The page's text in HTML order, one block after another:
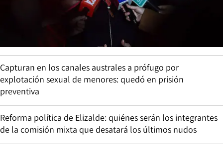
Capturan en los canales australes a prófugo por
explotación sexual de menores: quedó en prisión
preventiva
Reforma política de Elizalde: quiénes serán los integrantes
de la comisión mixta que desatará los últimos nudos